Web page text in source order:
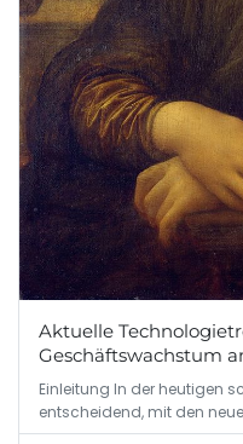
Aktuelle
Geschäftswachstum
Einleitung In der heutigen
entscheidend, mit den